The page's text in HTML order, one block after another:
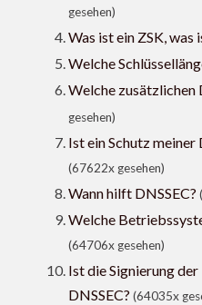
gesehen)
Was ist ein ZSK, was
Welche
Welche zusätzlichen
gesehen)
Ist ein Schutz
(67622x gesehen)
Wann hilft DNSSEC?
Welche
(64706x gesehen)
Ist die Signierung
DNSSEC? (64035x